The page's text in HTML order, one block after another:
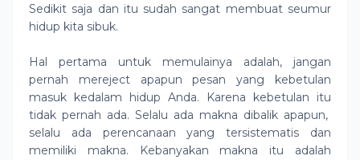
Sedikit saja dan itu sudah sangat membuat seumur
hidup kita sibuk.
Hal pertama untuk memulainya adalah, jangan
pernah mereject apapun pesan yang kebetulan
masuk kedalam hidup Anda. Karena kebetulan itu
tidak pernah ada. Selalu ada makna dibalik apapun,
selalu ada perencanaan yang tersistematis dan
memiliki makna. Kebanyakan makna itu adalah